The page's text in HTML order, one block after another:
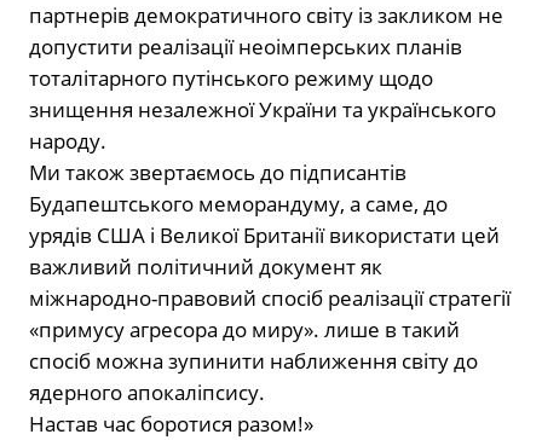
партнерів демократичного світу із закликом не
допустити реалізації неоімперських планів
тоталітарного путінського режиму щодо
знищення незалежної України та українського
народу.
Ми також звертаємось до підписантів
Будапештського меморандуму, а саме, до
урядів США і Великої Британії використати цей
важливий політичний документ як
міжнародно-правовий спосіб реалізації стратегії
«примусу агресора до миру». лише в такий
спосіб можна зупинити наближення світу до
ядерного апокаліпсису.
Настав час боротися разом!»